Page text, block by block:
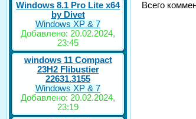
Windows 8.1 Pro Lite x64
by Divet
Windows XP & 7
Добавлено: 20.02.2024,
23:45
windows 11 Compact
23H2 Flibustier
22631.3155
Windows XP & 7
Добавлено: 20.02.2024,
23:19
Всего